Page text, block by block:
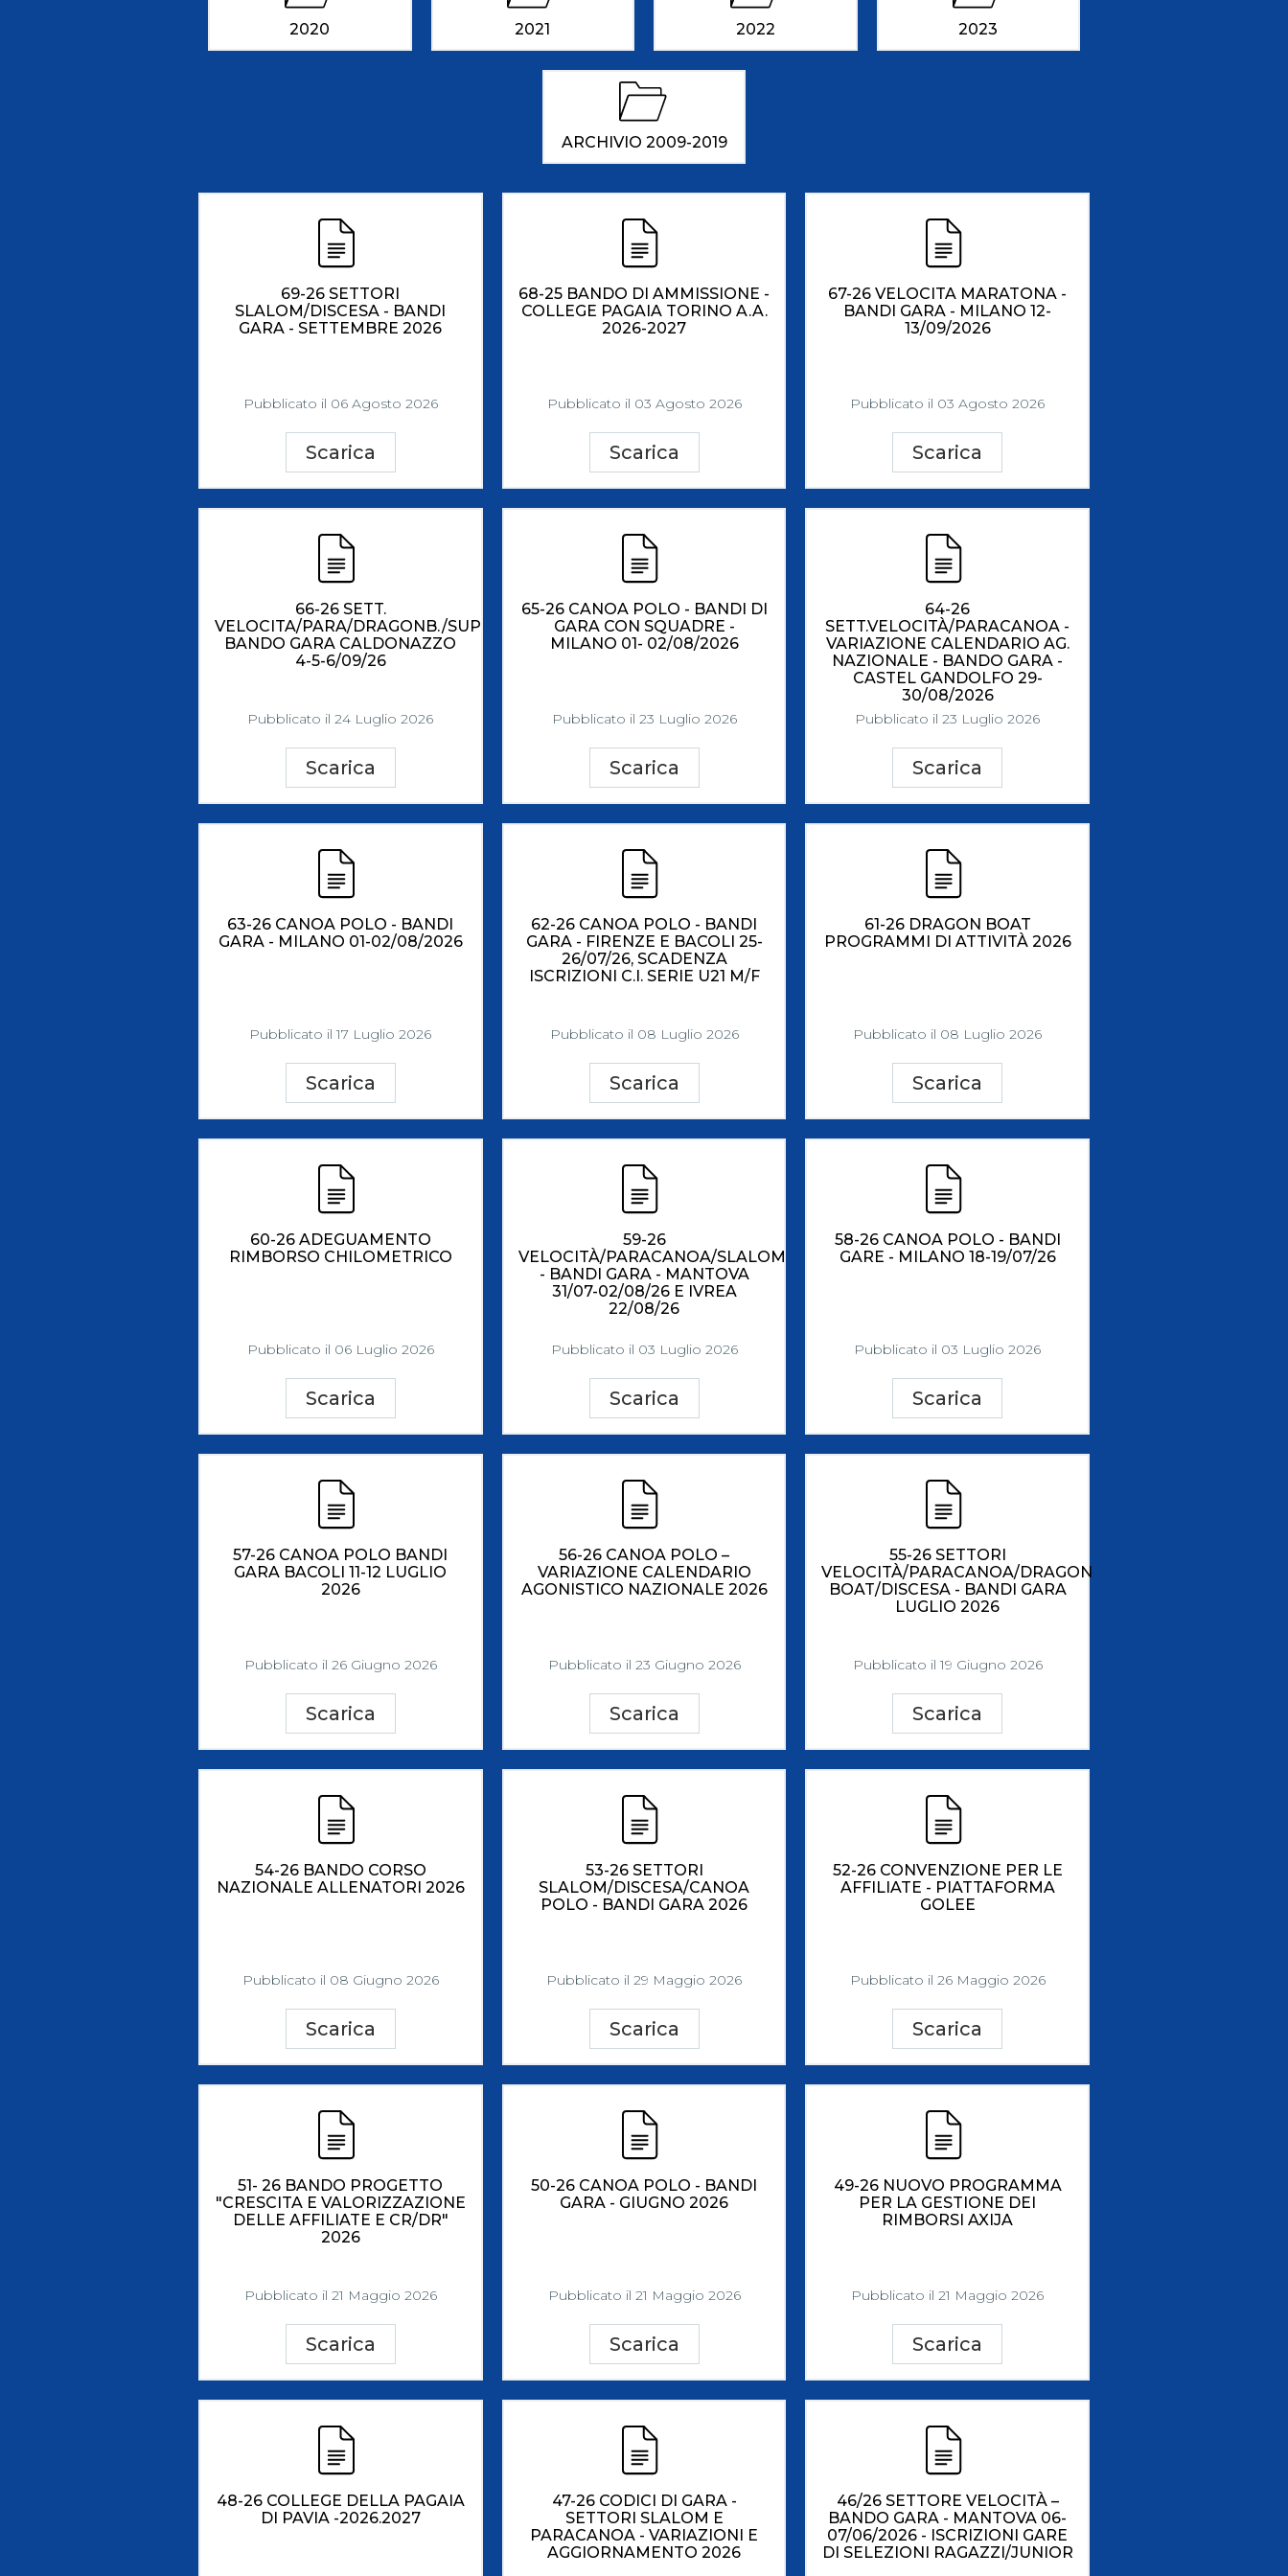
Calendari Agonistici Collegio degli Ufficiali di Gara Sport per tutti Risultati On Line
Videogallery
Privacy Policy
Cookie policy
2020 2021 2022 2023
ARCHIVIO 2009-2019
69-26 SETTORI
SLALOM/DISCESA - BANDI
GARA - SETTEMBRE 2026
Pubblicato il 06 Agosto 2026
Scarica
68-25 BANDO DI AMMISSIONE -
COLLEGE PAGAIA TORINO A.A.
2026-2027
Pubblicato il 03 Agosto 2026
Scarica
67-26 VELOCITA MARATONA -
BANDI GARA - MILANO 12-
13/09/2026
Pubblicato il 03 Agosto 2026
Scarica
66-26 SETT.
VELOCITA/PARA/DRAGONB./SUP
BANDO GARA CALDONAZZO
4-5-6/09/26
Pubblicato il 24 Luglio 2026
Scarica
65-26 CANOA POLO - BANDI DI
GARA CON SQUADRE -
MILANO 01- 02/08/2026
Pubblicato il 23 Luglio 2026
Scarica
64-26
SETT.VELOCITÀ/PARACANOA -
VARIAZIONE CALENDARIO AG.
NAZIONALE - BANDO GARA -
CASTEL GANDOLFO 29-
30/08/2026
Pubblicato il 23 Luglio 2026
Scarica
63-26 CANOA POLO - BANDI
GARA - MILANO 01-02/08/2026
Pubblicato il 17 Luglio 2026
Scarica
62-26 CANOA POLO - BANDI
GARA - FIRENZE E BACOLI 25-
26/07/26, SCADENZA
ISCRIZIONI C.I. SERIE U21 M/F
Pubblicato il 08 Luglio 2026
Scarica
61-26 DRAGON BOAT
PROGRAMMI DI ATTIVITÀ 2026
Pubblicato il 08 Luglio 2026
Scarica
60-26 ADEGUAMENTO
RIMBORSO CHILOMETRICO
Pubblicato il 06 Luglio 2026
Scarica
59-26
VELOCITÀ/PARACANOA/SLALOM
- BANDI GARA - MANTOVA
31/07-02/08/26 E IVREA
22/08/26
Pubblicato il 03 Luglio 2026
Scarica
58-26 CANOA POLO - BANDI
GARE - MILANO 18-19/07/26
Pubblicato il 03 Luglio 2026
Scarica
57-26 CANOA POLO BANDI
GARA BACOLI 11-12 LUGLIO
2026
Pubblicato il 26 Giugno 2026
Scarica
56-26 CANOA POLO –
VARIAZIONE CALENDARIO
AGONISTICO NAZIONALE 2026
Pubblicato il 23 Giugno 2026
Scarica
55-26 SETTORI
VELOCITÀ/PARACANOA/DRAGON
BOAT/DISCESA - BANDI GARA
LUGLIO 2026
Pubblicato il 19 Giugno 2026
Scarica
54-26 BANDO CORSO
NAZIONALE ALLENATORI 2026
Pubblicato il 08 Giugno 2026
Scarica
53-26 SETTORI
SLALOM/DISCESA/CANOA
POLO - BANDI GARA 2026
Pubblicato il 29 Maggio 2026
Scarica
52-26 CONVENZIONE PER LE
AFFILIATE - PIATTAFORMA
GOLEE
Pubblicato il 26 Maggio 2026
Scarica
51- 26 BANDO PROGETTO
"CRESCITA E VALORIZZAZIONE
DELLE AFFILIATE E CR/DR"
2026
Pubblicato il 21 Maggio 2026
Scarica
50-26 CANOA POLO - BANDI
GARA - GIUGNO 2026
Pubblicato il 21 Maggio 2026
Scarica
49-26 NUOVO PROGRAMMA
PER LA GESTIONE DEI
RIMBORSI AXIJA
Pubblicato il 21 Maggio 2026
Scarica
48-26 COLLEGE DELLA PAGAIA
DI PAVIA -2026.2027
47-26 CODICI DI GARA -
SETTORI SLALOM E
PARACANOA - VARIAZIONI E
AGGIORNAMENTO 2026
46/26 SETTORE VELOCITÀ –
BANDO GARA - MANTOVA 06-
07/06/2026 - ISCRIZIONI GARE
DI SELEZIONI RAGAZZI/JUNIOR